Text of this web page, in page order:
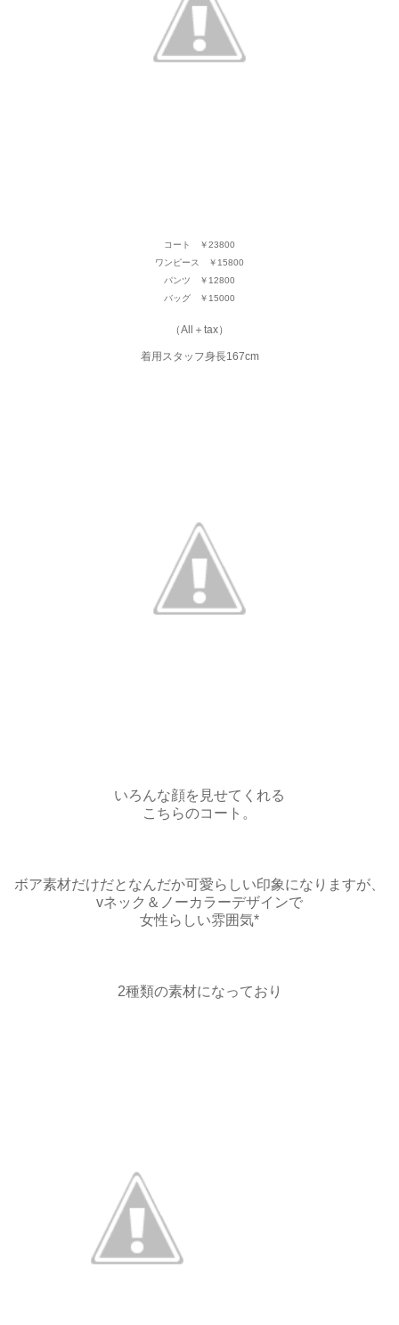
コート ￥23800
ワンピース ￥15800
パンツ ￥12800
バッグ ￥15000
（All＋tax）
着用スタッフ身長167cm
いろんな顔を見せてくれる
こちらのコート。
ボア素材だけだとなんだか可愛らしい印象になりますが、
vネック＆ノーカラーデザインで
女性らしい雰囲気*
2種類の素材になっており